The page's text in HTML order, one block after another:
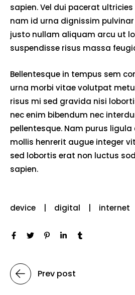
sapien. Vel dui pacerat
nam id urna dignissim
justo nullam aliquam arcu ut
suspendisse risus massa
Bellentesque in tempus sem
urna morbi vitae volutpat
risus mi sed gravida nisi
nec enim bibendum nec
pellentesque. Nam purus
mollis henrerit augue integer
sed lobortis erat non luctus
sapien.
device digital internet
Prev post